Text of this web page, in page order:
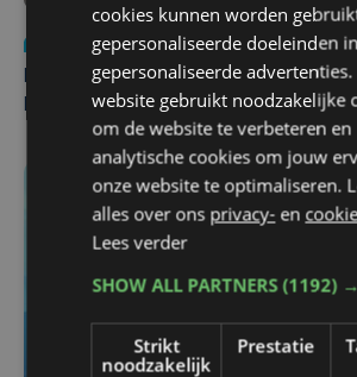
Nieuws
di 4 augustus | 09:32
Man en vrouw dood aangetroffen in
Pieters Brugge
cookies kunnen worden
gepersonaliseerde doeleinden
gepersonaliseerde advertenties.
website gebruikt noodzakelijke
om de website te verbeteren en
analytische cookies om jouw
onze website te optimaliseren.
alles over ons privacy- en
Lees verder
SHOW ALL PARTNERS(1192) →
Strikt
noodzakelijk
Prestatie